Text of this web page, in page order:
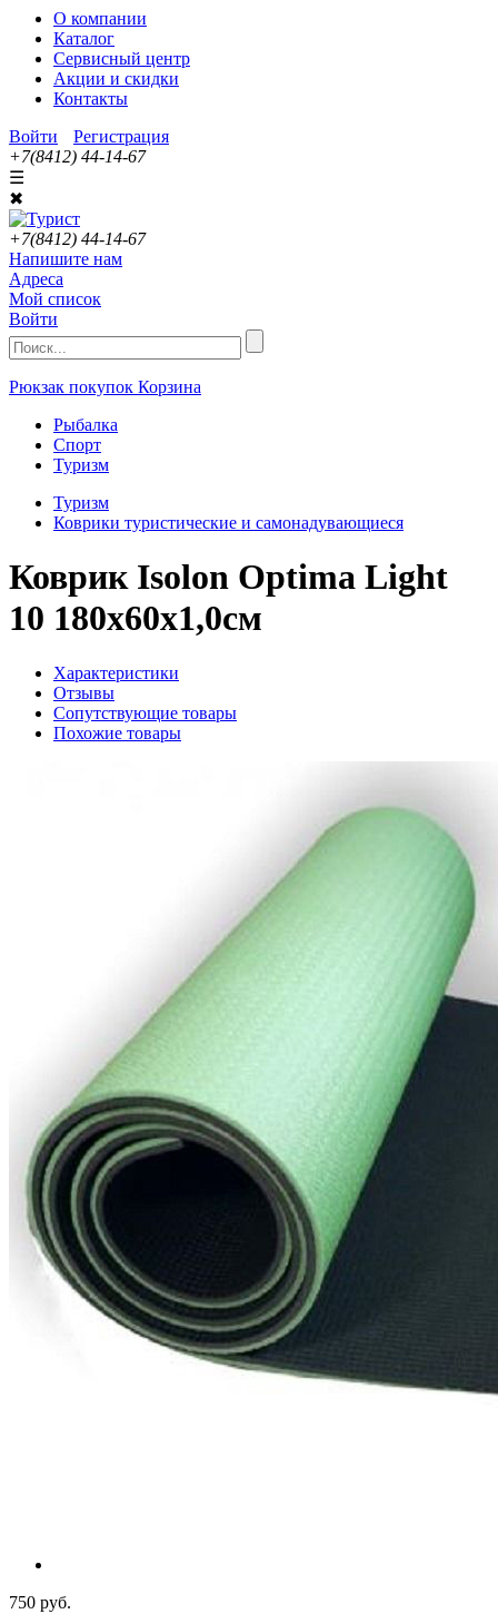
О компании
Каталог
Сервисный центр
Акции и скидки
Контакты
Войти
Регистрация
+7(8412) 44-14-67
☰
✖
+7(8412) 44-14-67
Напишите нам
Адреса
Мой список
Войти
Рюкзак покупок Корзина
Рыбалка
Спорт
Туризм
Туризм
Коврики туристические и самонадувающиеся
Коврик Isolon Optima Light
10 180x60x1,0см
Характеристики
Отзывы
Сопутствующие товары
Похожие товары
750 руб.